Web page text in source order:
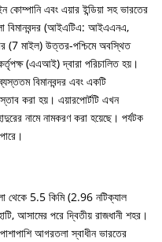
কোম্পানি এবং এয়ার ইন্ডিয়া সহ ভারতের
বিমানবন্দর (আইএটিএ: আইএএনএ,
(7 মাইল) উত্তর-পশ্চিমে অবস্থিত
কর্তৃপক্ষ (এএআই) দ্বারা পরিচালিত হয়।
বিমানবন্দর এবং একটি
করা হয়। এয়ারপোর্টটি এখন
নামে নামকরণ করা হয়েছে। পর্যটক
থেকে 5.5 কিমি (2.96 নটিক্যাল
আসামের পরে দ্বিতীয় রাজধানী শহর।
আগরতলা স্বাধীন ভারতের